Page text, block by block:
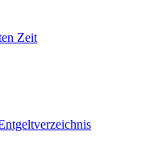
Zeit